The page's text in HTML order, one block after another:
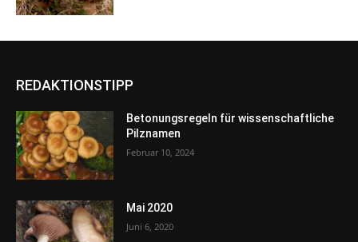
REDAKTIONSTIPP
Betonungsregeln für wissenschaftliche
Pilznamen
Februar 10, 2024
Mai 2020
Juni 6, 2020